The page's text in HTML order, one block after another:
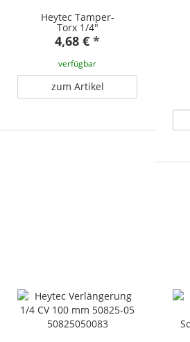
Heytec Tamper-
Torx 1/4"
4,68 € *
verfügbar
zum Artikel